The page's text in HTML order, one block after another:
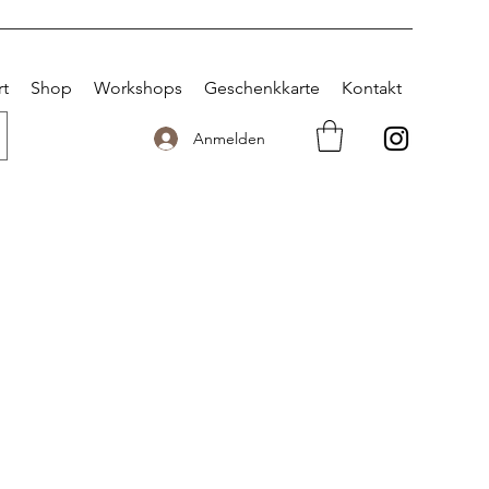
Shop Workshops Geschenkkarte Kontakt
Anmelden